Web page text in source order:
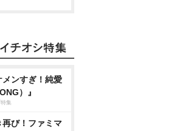
メンすぎ！純愛
）』
集
再び！ファミマ